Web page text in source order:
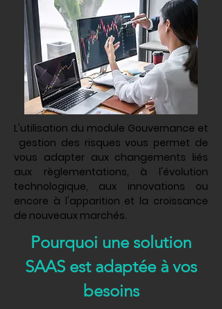
L'utilisation du module Gouvernance et
gestion des risques vous permet de
vous adapter aux changements liés
aux règlementations, à l'évolution
technologique, aux innovations ou
encore à l'apparition et la croissance
de nouveaux marchés.
Pourquoi une solution
SAAS est adaptée à vos
besoins